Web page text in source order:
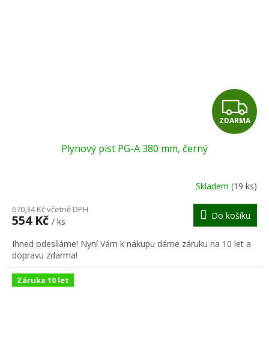
Z
D
R
M
A
ZDARMA
Plynový píst PG-A 380 mm, černý
Skladem (19 ks)
670,34 Kč včetně DPH
554 Kč / ks
Do košíku
Ihned odesíláme! Nyní Vám k nákupu dáme záruku na 10 let a
dopravu zdarma!
Záruka 10 let